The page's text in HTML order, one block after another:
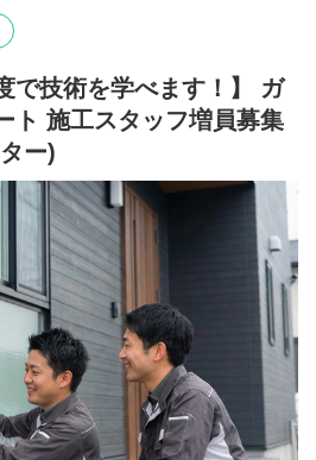
るため、企業型確定拠出年金（DC）
応じて本人も積み立て・運用できる
当します。
です。
。
ッフが対応。
ため、工事に専念できる環境が整っ
ーニングセンターで研修を実施。
、実践的なカリキュラムで基礎から
間を目安に、資格取得支援と先輩社員
通じて技術を身につけます。
ればデビュー。その後も意欲次第で
度】
方は、年2回の昇給昇格するチャンス
で技術を学べます！】 ガ
ト 施工スタッフ増員募集
ー)